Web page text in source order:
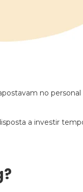
no
a investir